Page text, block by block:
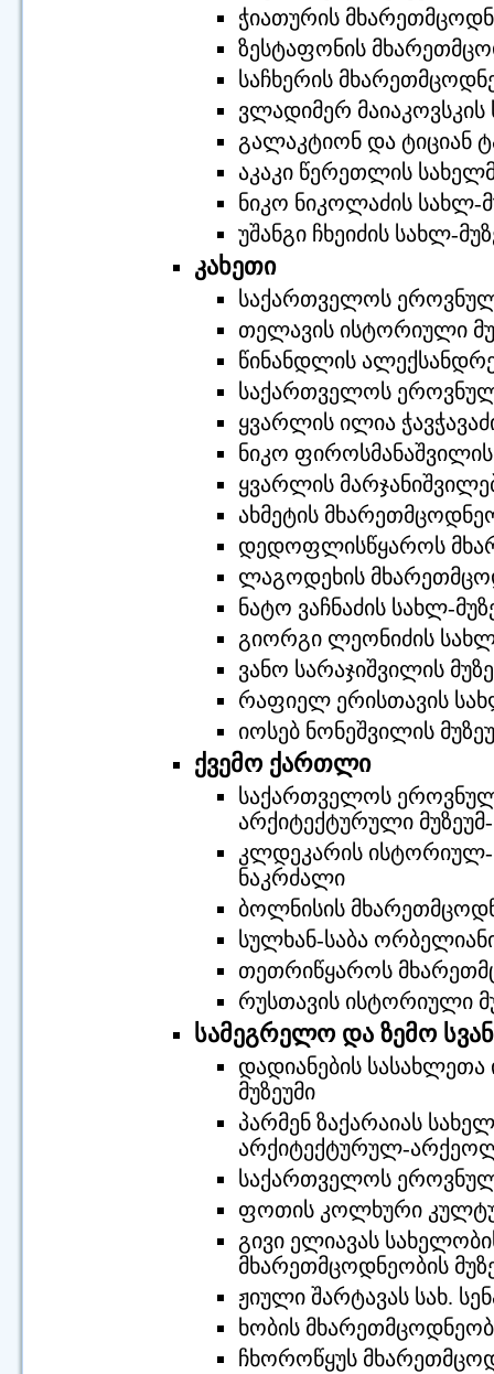
ჭიათურის
ზესტაფონის
საჩხერის
ვლადიმერ მაიაკოვსკის
გალაკტიონ და ტიციან
აკაკი წერეთლის
ნიკო ნიკოლაძის სახლ-
უშანგი ჩხეიძის სახლ-
კახეთი
საქართველოს
თელავის ისტორიული
წინანდლის ალექსანდრე
საქართველოს
ყვარლის ილია
ნიკო
ყვარლის
ახმეტის
დედოფლისწყაროს
ლაგოდეხის
ნატო ვაჩნაძის სახლ-
გიორგი ლეონიძის
ვანო სარაჯიშვილის
რაფიელ ერისთავის
იოსებ ნონეშვილის
ქვემო ქართლი
საქართველოს
არქიტექტურული
კლდეკარის ისტორიულ-
ნაკრძალი
ბოლნისის
სულხან-საბა
თეთრიწყაროს
რუსთავის ისტორიული
სამეგრელო და ზემო
დადიანების
მუზეუმი
პარმენ ზაქარაიას
არქიტექტურულ-
საქართველოს ეროვნული
ფოთის კოლხური
გივი ელიავას
მხარეთმცოდნეობის
ჟიული შარტავას სახ.
ხობის
ჩხოროწყუს